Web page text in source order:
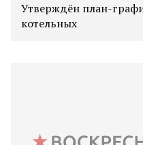
Утверждён план-
котельных